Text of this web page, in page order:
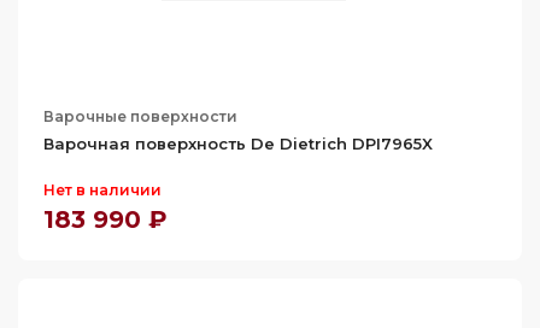
Варочные поверхности
Варочная поверхность De Dietrich DPI7965X
Нет в наличии
183 990 ₽